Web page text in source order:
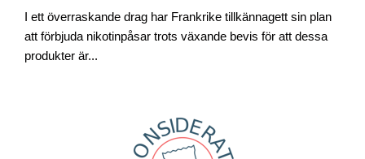
I ett överraskande drag har Frankrike tillkännagett sin plan
att förbjuda nikotinpåsar trots växande bevis för att dessa
produkter är...